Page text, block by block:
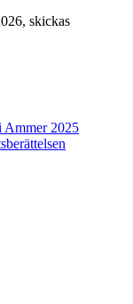
skickas
Ammer 2025